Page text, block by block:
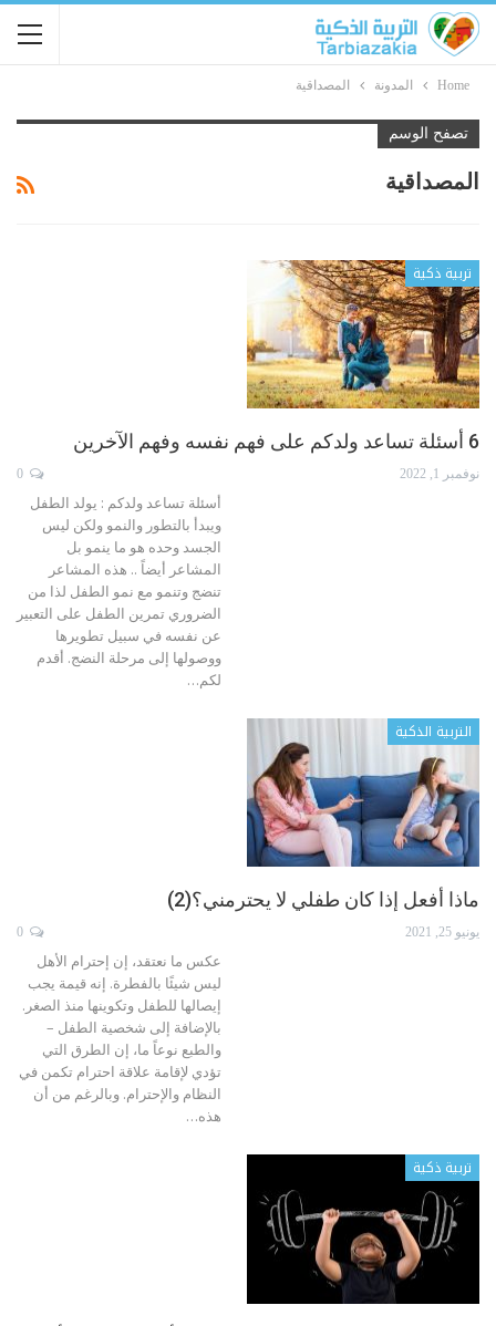
Home المدونة المصداقية
تصفح الوسم
المصداقية
تربية ذكية
6 أسئلة تساعد ولدكم على فهم نفسه وفهم الآخرين
نوفمبر 1, 2022
أسئلة تساعد ولدكم : يولد الطفل
ويبدأ بالتطور والنمو ولكن ليس
الجسد وحده هو ما ينمو بل
المشاعر أيضاً .. هذه المشاعر
تنضج وتنمو مع نمو الطفل لذا من
الضروري تمرين الطفل على التعبير
عن نفسه في سبيل تطويرها
ووصولها إلى مرحلة النضج. أقدم
لكم…
التربية الذكية
ماذا أفعل إذا كان طفلي لا يحترمني؟(2)
يونيو 25, 2021
عكس ما نعتقد، إن إحترام الأهل
ليس شيئًا بالفطرة. إنه قيمة يجب
إيصالها للطفل وتكوينها منذ الصغر.
بالإضافة إلى شخصية الطفل –
والطبع نوعاً ما، إن الطرق التي
تؤدي لإقامة علاقة احترام تكمن في
النظام والإحترام. وبالرغم من أن
هذه…
تربية ذكية